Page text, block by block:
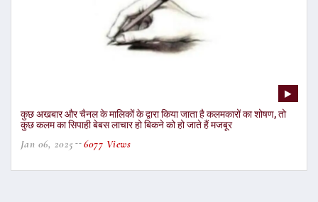
कुछ अखबार और चैनल के मालिकों के द्वारा किया जाता है कलमकारों का शोषण, तो
कुछ कलम का सिपाही बेबस लाचार हो बिकने को हो जाते हैं मजबूर
Jan 06, 2025 6077 Views